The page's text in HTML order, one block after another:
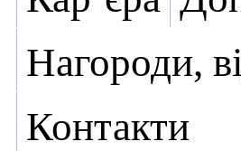
Нагороди,
Контакти